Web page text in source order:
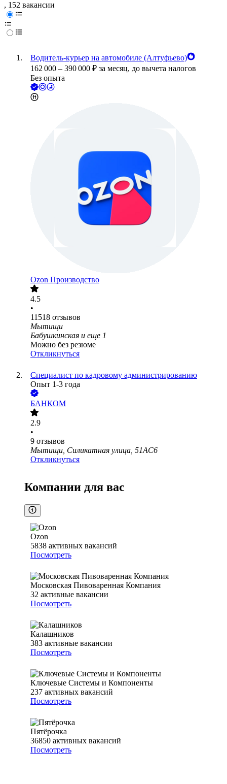
, 152 вакансии
Водитель-курьер на автомобиле (Алтуфьево)
162 000 – 390 000 ₽ за месяц, до вычета налогов
Без опыта
Ozon Производство
4.5
•
11518 отзывов
Мытищи
Бабушкинская и еще 1
Можно без резюме
Откликнуться
Специалист по кадровому администрированию
Опыт 1-3 года
БАНКОМ
2.9
•
9 отзывов
Мытищи, Силикатная улица, 51АС6
Откликнуться
Компании для вас
Ozon
5838 активных вакансий
Посмотреть
Московская Пивоваренная Компания
32 активные вакансии
Посмотреть
Калашников
383 активные вакансии
Посмотреть
Ключевые Системы и Компоненты
237 активных вакансий
Посмотреть
Пятёрочка
36850 активных вакансий
Посмотреть